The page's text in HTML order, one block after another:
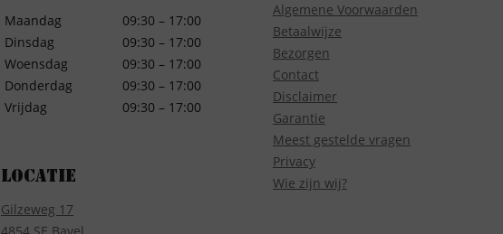
Maandag
Dinsdag
Woensdag
Donderdag
Vrijdag
09:30 – 17:00
09:30 – 17:00
09:30 – 17:00
09:30 – 17:00
09:30 – 17:00
Locatie
Gilzeweg 17
4854 SE Bavel
Algemene Voorwaarden
Betaalwijze
Bezorgen
Contact
Disclaimer
Garantie
Meest gestelde vragen
Privacy
Wie zijn wij?